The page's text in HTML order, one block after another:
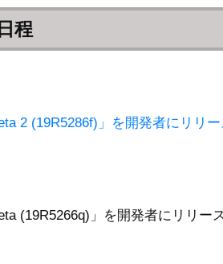
程
2 (19R5286f)」を開発者にリリー
(19R5266q)」を開発者にリリース